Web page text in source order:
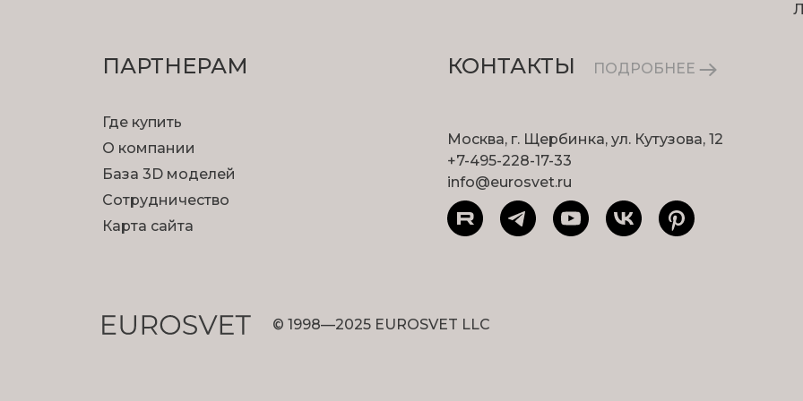
ПАРТНЕРАМ
Где купить
О компании
База 3D моделей
Сотрудничество
Карта сайта
КОНТАКТЫ ПОДРОБНЕЕ
Москва, г. Щербинка, ул. Кутузова, 12
+7-495-228-17-33
info@eurosvet.ru
© 1998—2025 EUROSVET LLC